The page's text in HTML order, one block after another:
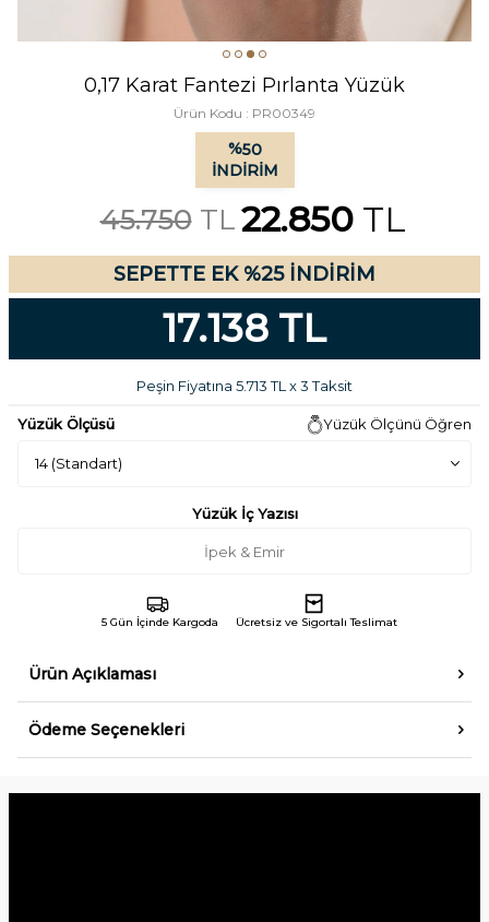
0,17 Karat Fantezi Pırlanta Yüzük
Ürün Kodu : PR00349
%50
İNDIRIM
45.750TL22.850TL
SEPETTE EK %25 İNDİRİM
17.138 TL
Peşin Fiyatına 5.713 TL x 3 Taksit
Yüzük Ölçüsü Yüzük Ölçünü Öğren
Yüzük İç Yazısı
5 Gün İçinde Kargoda Ücretsiz ve Sigortalı Teslimat
Ürün Açıklaması
Ödeme Seçenekleri